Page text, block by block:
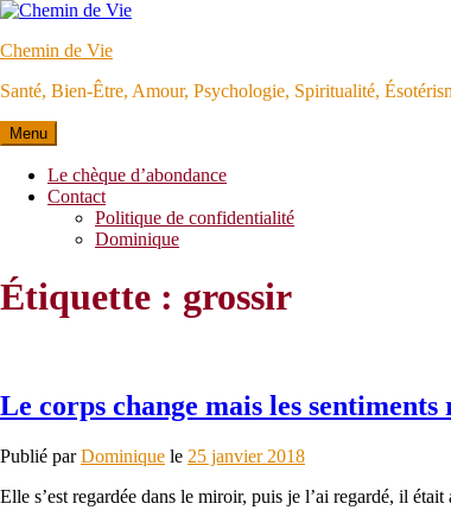
Aller
contenu
Chemin de Vie
Santé, Bien-Être, Amour, Psychologie, Spiritualité,
Menu
Le chèque d’abondance
Contact
Politique de confidentialité
Dominique
Étiquette : grossir
Le corps change mais les sentiments
Publié parDominique le 25 janvier 2018
Elle s’est regardée dans le miroir, puis je l’ai regardé, il